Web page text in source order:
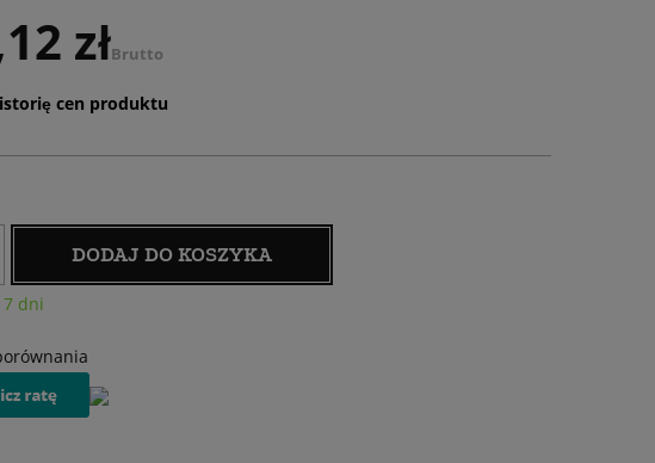
złBrutto
cen produktu
DODAJ DO KOSZYKA
7 dni